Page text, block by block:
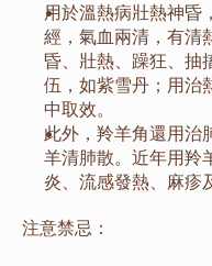
用於溫熱病壯熱神昏
經，氣血兩清，有清
昏、壯熱、躁狂、抽
伍，如紫雪丹；用治
中取效。
此外，羚羊角還用治
羊清肺散。近年用羚
炎、流感發熱、麻疹
注意禁忌：